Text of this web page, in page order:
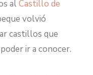
alCastillo de
volvió
castillos que
ir a conocer.